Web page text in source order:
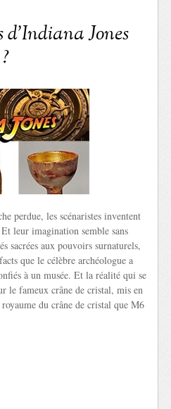
Jones
perdue, les scénaristes inventent
leur imagination semble sans
sacrées aux pouvoirs surnaturels,
que le célèbre archéologue a
à un musée. Et la réalité qui se
le fameux crâne de cristal, mis en
royaume du crâne de cristal que M6